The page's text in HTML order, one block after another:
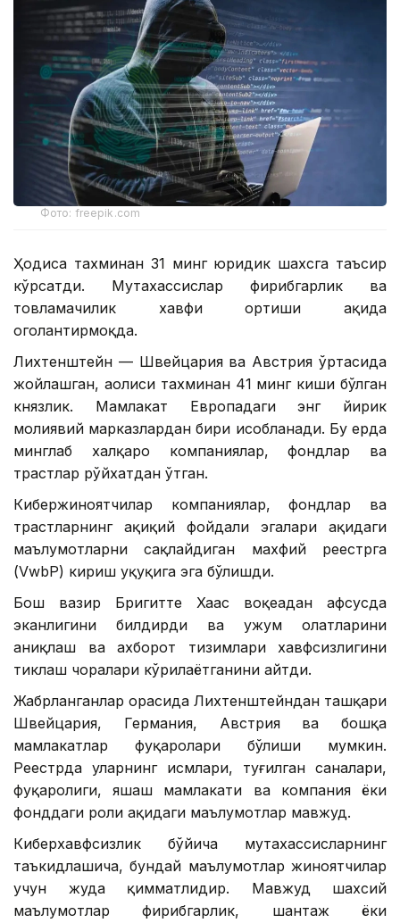
Фото: freepik.com
Ҳодиса тахминан 31 минг юридик шахсга таъсир
кўрсатди. Мутахассислар фирибгарлик ва
товламачилик хавфи ортиши ҳақида
огоҳлантирмоқда.
Лихтенштейн — Швейцария ва Австрия ўртасида
жойлашган, аҳолиси тахминан 41 минг киши бўлган
князлик. Мамлакат Европадаги энг йирик
молиявий марказлардан бири ҳисобланади. Бу ерда
минглаб халқаро компаниялар, фондлар ва
трастлар рўйхатдан ўтган.
Кибержиноятчилар компаниялар, фондлар ва
трастларнинг ҳақиқий фойдали эгалари ҳақидаги
маълумотларни сақлайдиган махфий реестрга
(VwbP) кириш ҳуқуқига эга бўлишди.
Бош вазир Бригитте Хаас воқеадан афсусда
эканлигини билдирди ва ҳужум ҳолатларини
аниқлаш ва ахборот тизимлари хавфсизлигини
тиклаш чоралари кўрилаётганини айтди.
Жабрланганлар орасида Лихтенштейндан ташқари
Швейцария, Германия, Австрия ва бошқа
мамлакатлар фуқаролари бўлиши мумкин.
Реестрда уларнинг исмлари, туғилган саналари,
фуқаролиги, яшаш мамлакати ва компания ёки
фонддаги роли ҳақидаги маълумотлар мавжуд.
Киберхавфсизлик бўйича мутахассисларнинг
таъкидлашича, бундай маълумотлар жиноятчилар
учун жуда қимматлидир. Мавжуд шахсий
маълумотлар фирибгарлик, шантаж ёки